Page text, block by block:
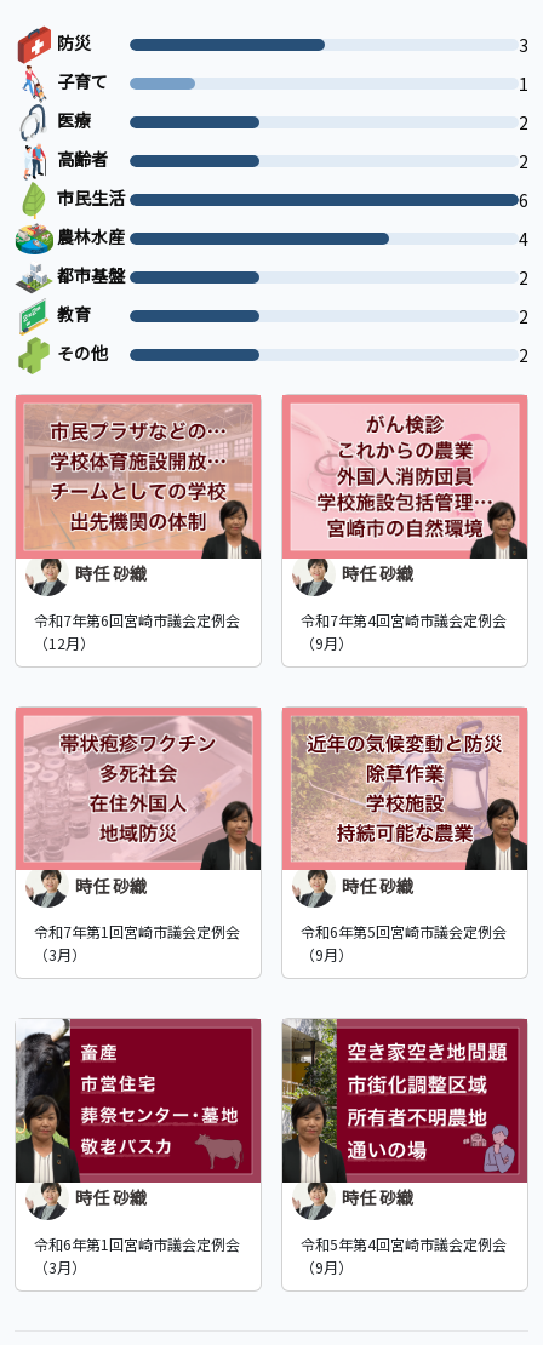
防災
3
子育て
1
医療
2
高齢者
2
市民生活
6
農林水産
4
都市基盤
2
教育
2
その他
2
時任 砂織
令和7年第6回宮崎市議会定例会
（12月）
時任 砂織
令和7年第4回宮崎市議会定例会
（9月）
時任 砂織
令和7年第1回宮崎市議会定例会
（3月）
時任 砂織
令和6年第5回宮崎市議会定例会
（9月）
時任 砂織
令和6年第1回宮崎市議会定例会
（3月）
時任 砂織
令和5年第4回宮崎市議会定例会
（9月）